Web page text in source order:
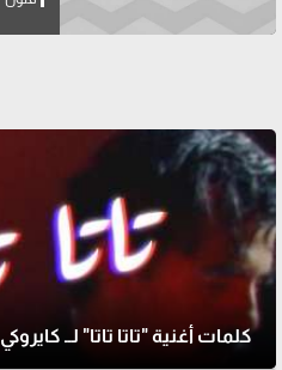
كلمات أغنية "تاتا تاتا" لــ كايروكي